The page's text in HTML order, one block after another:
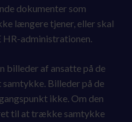
dokumenter som
længere tjener, eller skal
HR-administrationen.
billeder af ansatte på de
Billeder på de
ikke. Om den
til at trække samtykke